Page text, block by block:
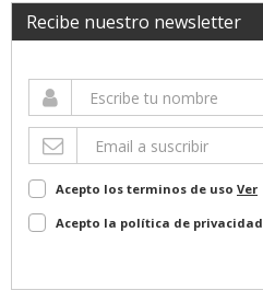
Recibe nuestro newsletter
Acepto los terminos de uso Ver
Acepto la política de privacidad